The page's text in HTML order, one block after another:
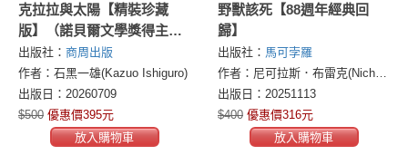
克拉拉與太陽【精裝珍藏
版】（諾貝爾文學獎得主石
黑一雄，尋思愛與信仰的人
性未來之旅）
出版社： 商周出版
作者：石黑一雄(Kazuo Ishiguro)
出版日：20260709
$500 優惠價395元
放入購物車
野獸該死【88週年經典回
歸】
出版社： 馬可孛羅
作者：尼可拉斯．布雷克(Nicholas Blake)
出版日：20251113
$400 優惠價316元
放入購物車